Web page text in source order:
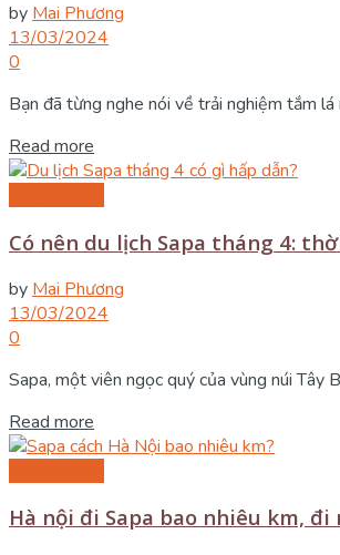
by Mai Phương
13/03/2024
0
Bạn đã từng nghe nói về trải nghiệm tắm
Read more
Có nên du lịch Sapa tháng 4:
by Mai Phương
13/03/2024
0
Sapa, một viên ngọc quý của vùng núi Tây
Read more
Hà nội đi Sapa bao nhiêu km,